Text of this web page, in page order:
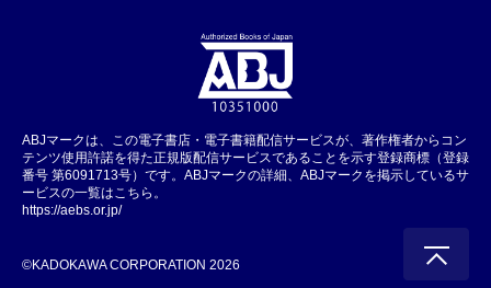
ABJマークは、この電子書店・電子書籍配信サービスが、著作権者からコン
テンツ使用許諾を得た正規版配信サービスであることを示す登録商標（登録
番号 第6091713号）です。ABJマークの詳細、ABJマークを掲示しているサ
ービスの一覧はこちら。
https://aebs.or.jp/
©KADOKAWA CORPORATION 2026